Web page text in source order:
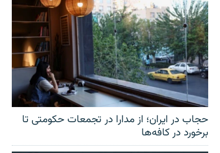
حجاب در ایران؛ از مدارا در تجمعات حکومتی تا
برخورد در کافه‌ها